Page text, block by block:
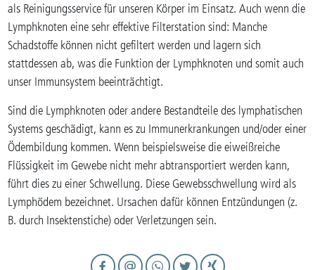
als Reinigungsservice für unseren Körper im Einsatz. Auch wenn die
Lymphknoten eine sehr effektive Filterstation sind: Manche
Schadstoffe können nicht gefiltert werden und lagern sich
stattdessen ab, was die Funktion der Lymphknoten und somit auch
unser Immunsystem beeinträchtigt.
Sind die Lymphknoten oder andere Bestandteile des lymphatischen
Systems geschädigt, kann es zu Immunerkrankungen und/oder einer
Ödembildung kommen. Wenn beispielsweise die eiweißreiche
Flüssigkeit im Gewebe nicht mehr abtransportiert werden kann,
führt dies zu einer Schwellung. Diese Gewebsschwellung wird als
Lymphödem bezeichnet. Ursachen dafür können Entzündungen (z.
B. durch Insektenstiche) oder Verletzungen sein.